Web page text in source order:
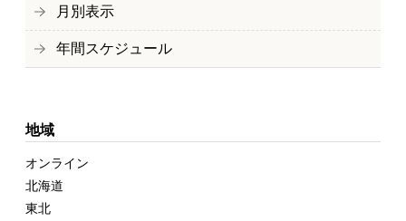
月別表示
年間スケジュール
地域
オンライン
北海道
東北